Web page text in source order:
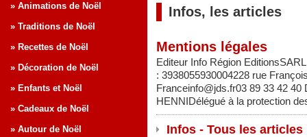
» Animations de Noël
» Traditions de Noël
» Recettes de Noël
» Décoration de Noël
» Enfants et Noël
» Cadeaux de Noël
» Autour de Noël
Infos, les articles
Mentions légales
Editeur Info Région
: 3938055930004228 rue
Franceinfo@jds.fr03 89 33 42
HENNIDélégué à la protection
Infos - Tous les articles